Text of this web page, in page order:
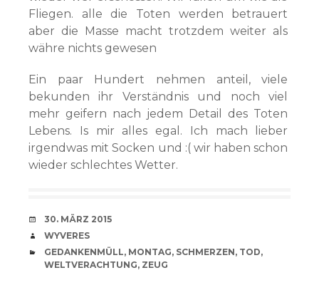
Fliegen. alle die Toten werden betrauert
aber die Masse macht trotzdem weiter als
währe nichts gewesen
Ein paar Hundert nehmen anteil, viele
bekunden ihr Verständnis und noch viel
mehr geifern nach jedem Detail des Toten
Lebens. Is mir alles egal. Ich mach lieber
irgendwas mit Socken und :( wir haben schon
wieder schlechtes Wetter.
VERABREDUNG
30. MÄRZ 2015
VERFASSER
WYVERES
CATEGORIES
GEDANKENMÜLL, MONTAG, SCHMERZEN, TOD,
WELTVERACHTUNG, ZEUG